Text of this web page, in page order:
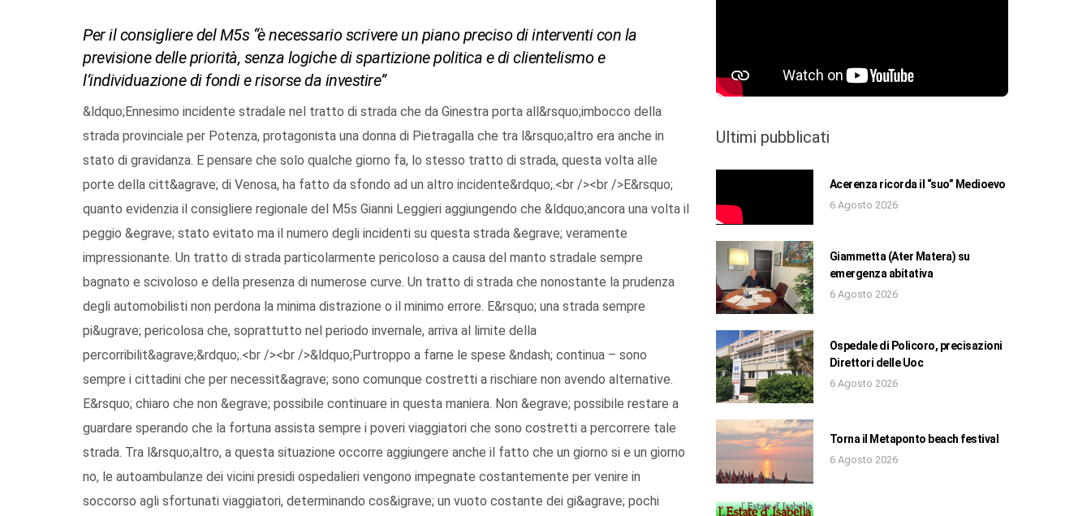
Per il consigliere del M5s “è necessario scrivere un piano preciso di interventi con la
previsione delle priorità, senza logiche di spartizione politica e di clientelismo e
l’individuazione di fondi e risorse da investire”
&ldquo;Ennesimo incidente stradale nel tratto di strada che da Ginestra porta all&rsquo;imbocco della
strada provinciale per Potenza, protagonista una donna di Pietragalla che tra l&rsquo;altro era anche in
stato di gravidanza. E pensare che solo qualche giorno fa, lo stesso tratto di strada, questa volta alle
porte della citt&agrave; di Venosa, ha fatto da sfondo ad un altro incidente&rdquo;.<br /><br />E&rsquo;
quanto evidenzia il consigliere regionale del M5s Gianni Leggieri aggiungendo che &ldquo;ancora una volta il
peggio &egrave; stato evitato ma il numero degli incidenti su questa strada &egrave; veramente
impressionante. Un tratto di strada particolarmente pericoloso a causa del manto stradale sempre
bagnato e scivoloso e della presenza di numerose curve. Un tratto di strada che nonostante la prudenza
degli automobilisti non perdona la minima distrazione o il minimo errore. E&rsquo; una strada sempre
pi&ugrave; pericolosa che, soprattutto nel periodo invernale, arriva al limite della
percorribilit&agrave;&rdquo;.<br /><br />&ldquo;Purtroppo a farne le spese &ndash; continua – sono
sempre i cittadini che per necessit&agrave; sono comunque costretti a rischiare non avendo alternative.
E&rsquo; chiaro che non &egrave; possibile continuare in questa maniera. Non &egrave; possibile restare a
guardare sperando che la fortuna assista sempre i poveri viaggiatori che sono costretti a percorrere tale
strada. Tra l&rsquo;altro, a questa situazione occorre aggiungere anche il fatto che un giorno si e un giorno
no, le autoambulanze dei vicini presidi ospedalieri vengono impegnate costantemente per venire in
soccorso agli sfortunati viaggiatori, determinando cos&igrave; un vuoto costante dei gi&agrave; pochi
Ultimi pubblicati
Acerenza ricorda il “suo” Medioevo
6 Agosto 2026
Giammetta (Ater Matera) su
emergenza abitativa
6 Agosto 2026
Ospedale di Policoro, precisazioni
Direttori delle Uoc
6 Agosto 2026
Torna il Metaponto beach festival
6 Agosto 2026